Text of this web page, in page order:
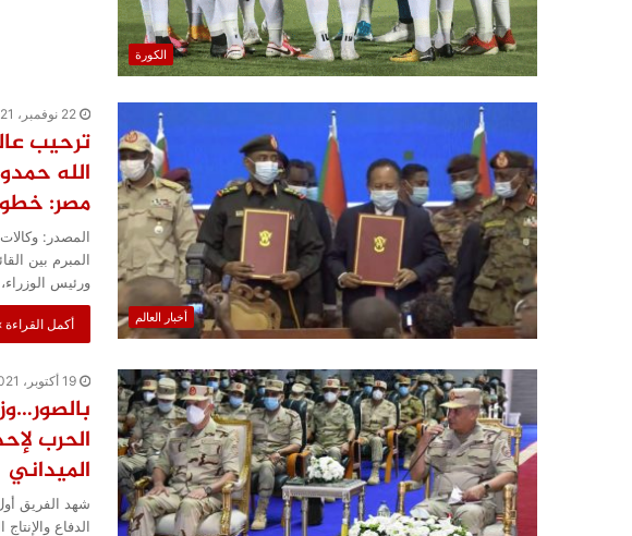
الكورة
أخبار العالم
22 نوفمبر، 2021
ترحيب
الله
مصر:
المصدر:
المبرم بين
ورئيس
أكمل القراءة
19 أكتوبر، 2021
الحرب
الميداني
شهد الفريق
الدفاع